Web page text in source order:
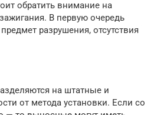
обратить внимание на
В первую очередь
разрушения, отсутствия
на штатные и
от метода установки. Если со